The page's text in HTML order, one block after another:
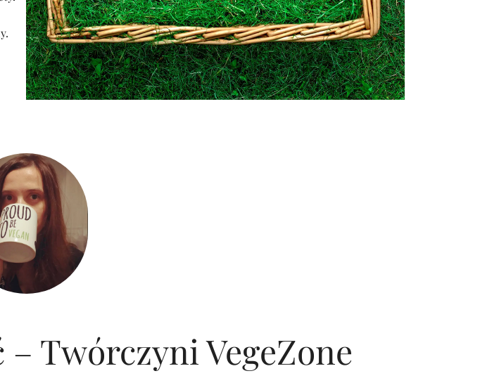
Twórczyni VegeZone